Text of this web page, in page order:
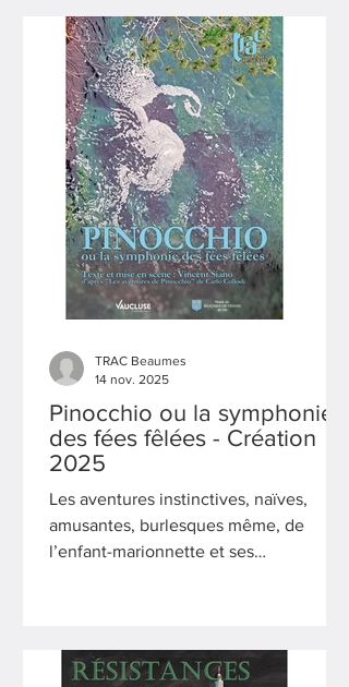
de la peau aux entrailles ? De par leurs
vibrations, des plus subtiles aux plus
violentes, suscitant chaque cellule
jusqu'aux os ?
Pinocchio ou la symphonie
des fées fêlées - Création
2025
Les aventures instinctives, naïves,
amusantes, burlesques même, de
l’enfant-marionnette et ses
buissonnier », voire d’une
désobéissance instructive !
TRAC Beaumes
14 nov. 2025